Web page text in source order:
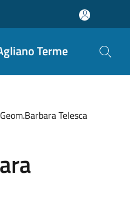
Terme
Geom.Barbara Telesca